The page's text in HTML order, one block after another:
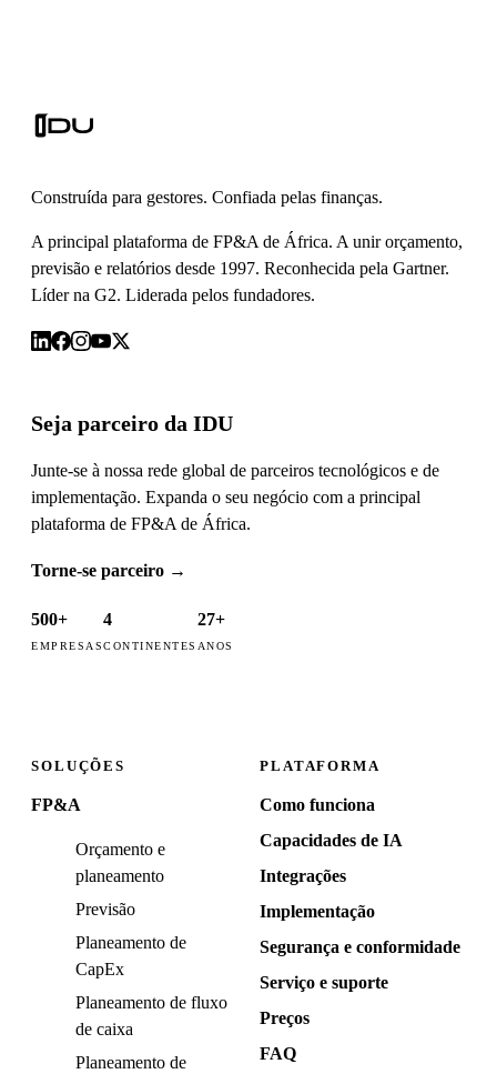
Construída para gestores. Confiada pelas finanças.
A principal plataforma de FP&A de África. A unir orçamento,
previsão e relatórios desde 1997. Reconhecida pela Gartner.
Líder na G2. Liderada pelos fundadores.
Seja parceiro da IDU
Junte-se à nossa rede global de parceiros tecnológicos e de
implementação. Expanda o seu negócio com a principal
plataforma de FP&A de África.
Torne-se parceiro →
500+
EMPRESAS
4
CONTINENTES
27+
ANOS
SOLUÇÕES
FP&A
Orçamento e
planeamento
Previsão
Planeamento de
CapEx
Planeamento de fluxo
de caixa
Planeamento de
PLATAFORMA
Como funciona
Capacidades de IA
Integrações
Implementação
Segurança e conformidade
Serviço e suporte
Preços
FAQ